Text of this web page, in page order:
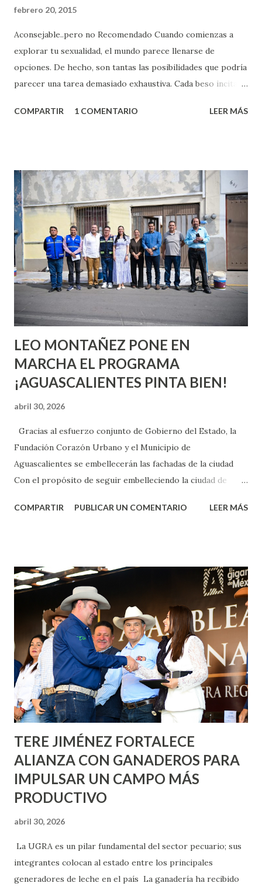
febrero 20, 2015
Aconsejable..pero no Recomendado Cuando comienzas a
explorar tu sexualidad, el mundo parece llenarse de
opciones. De hecho, son tantas las posibilidades que podría
parecer una tarea demasiado exhaustiva. Cada beso incita
partes de ti que jamás hubieras imaginado. El problema es
conoces ni la mitad de lo que deberías saber. Pero incluso
quienes ya han tenido relaciones sexuales no son expertos
o expertas en el tema. Siempre hay algo nuevo que
aprender y nuevas experiencias que conocer. Si eres una
chica y aún no has tenido relaciones sexuales, tal vez
pienses que el sexo será increíble y no puedas esperar para
experimentarlo, pero como cualquier persona con
experiencia te dirá, siempre es mejor cuando ambas partes
son suficientemen...
COMPARTIR 1 COMENTARIO LEER MÁS
LEO MONTAÑEZ PONE EN
MARCHA EL PROGRAMA
¡AGUASCALIENTES PINTA BIEN!
abril 30, 2026
Gracias al esfuerzo conjunto de Gobierno del Estado, la
Fundación Corazón Urbano y el Municipio de
Aguascalientes se embellecerán las fachadas de la ciudad
Con el propósito de seguir embelleciendo la ciudad de
municipal, Leo Montañez dio inicio al programa
Corazón Urbano y el Municipio capital. Leo Montañez
informó que en este programa se usarán cerca de 90 mil
metros cuadrados de pintura, para dar inicio en la calle
Nieto, entre Jesús F. Elizondo y la calle 22 de Octubre, con
lo que se aplicará pintura en 66 casas. Posteriormente se
llevará este programa a Villas de Nuestra Señora de la
Asunción, Avenida Alameda y Decreto 27 de Septiembre, en
los edificios FOVISSSTE Ojo de Agua, en la comunidad
Norias de Paso Hondo y en los edificios de...
COMPARTIR PUBLICAR UN COMENTARIO LEER MÁS
TERE JIMÉNEZ FORTALECE
ALIANZA CON GANADEROS PARA
IMPULSAR UN CAMPO MÁS
PRODUCTIVO
abril 30, 2026
La UGRA es un pilar fundamental del sector pecuario; sus
integrantes colocan al estado entre los principales
generadores de leche en el país La ganadería ha recibido